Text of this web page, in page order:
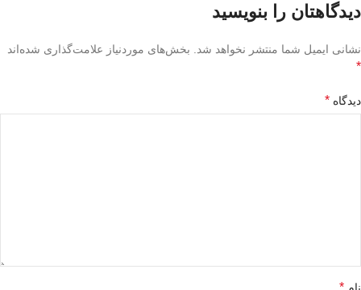
دیدگاهتان را بنویسید
نشانی ایمیل شما منتشر نخواهد شد. بخش‌های موردنیاز علامت‌گذاری شده‌اند
*
دیدگاه *
نام *